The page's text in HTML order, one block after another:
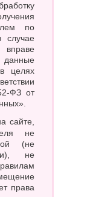
по
случае
данные
целях
ФЗ от
не
(не
не
права